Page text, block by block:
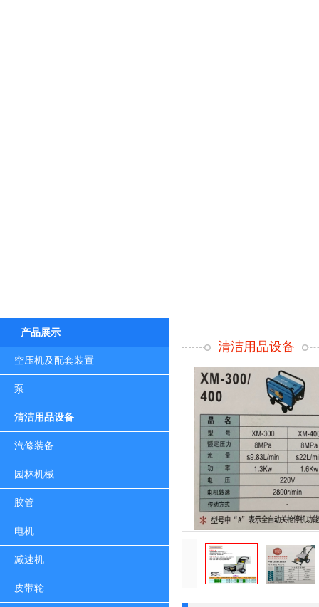
产品展示
空压机及配套装置
泵
清洁用品设备
汽修装备
园林机械
胶管
电机
减速机
皮带轮
清洁用品设备